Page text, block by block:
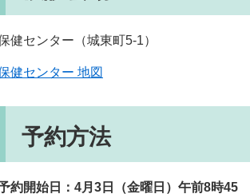
健センター（城東町5-1）
健センター 地図
予約方法
約開始日：4月3日（金曜日）午前8時45